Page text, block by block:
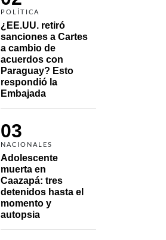
POLÍTICA
¿EE.UU. retiró
sanciones a Cartes
a cambio de
acuerdos con
Paraguay? Esto
respondió la
Embajada
03
NACIONALES
Adolescente
muerta en
Caazapá: tres
detenidos hasta el
momento y
autopsia